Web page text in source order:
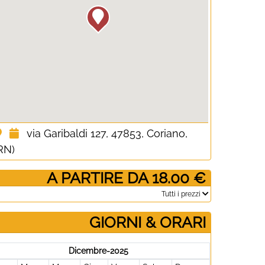
via Garibaldi 127, 47853, Coriano,
­ A PARTIRE DA 18.00 €
­Tutti i prezzi
GIORNI & ORARI
Dicembre-2025